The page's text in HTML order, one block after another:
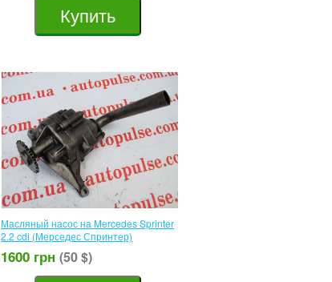
Купить
Масляный насос на Mercedes Sprinter
2.2 cdі (Мерседес Спринтер)
1600 грн (50 $)